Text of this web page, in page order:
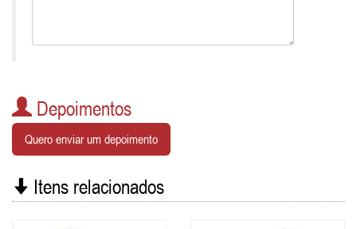
Depoimentos
Quero enviar um depoimento
Itens relacionados